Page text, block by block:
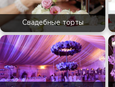
Свадебные торты